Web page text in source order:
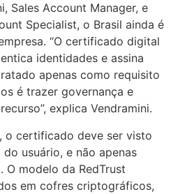
Sales Account Manager, e
Specialist, o Brasil ainda é
“O certificado digital
identidades e assina
apenas como requisito
é trazer governança e
explica Vendramini.
o certificado deve ser visto
usuário, e não apenas
modelo da RedTrust
em cofres criptográficos,